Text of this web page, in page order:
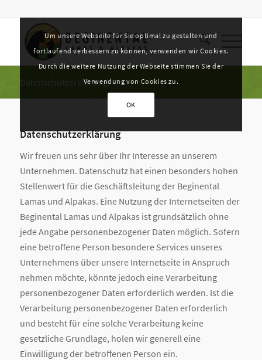
Datenschutzerklärung
Datenschutzerklärung
Wir freuen uns sehr über Ihr Interesse an unserem
Unternehmen. Datenschutz hat einen besonders hohen
Stellenwert für die Geschäftsleitung der Beginental
Lamas und Alpakas. Eine Nutzung der Internetseiten der
Beginental Lamas und Alpakas ist grundsätzlich ohne
jede Angabe personenbezogener Daten möglich. Sofern
eine betroffene Person besondere Services unseres
Unternehmens über unsere Internetseite in Anspruch
nehmen möchte, könnte jedoch eine Verarbeitung
personenbezogener Daten erforderlich werden. Ist die
Verarbeitung personenbezogener Daten erforderlich
und besteht für eine solche Verarbeitung keine
gesetzliche Grundlage, holen wir generell eine
Einwilligung der betroffenen Person ein.
Um unsere Webseite für Sie optimal zu gestalten und
fortlaufend verbessern zu können, verwenden wir Cookies.
Durch die weitere Nutzung der Webseite stimmen Sie der
Verwendung von Cookies zu.
OK